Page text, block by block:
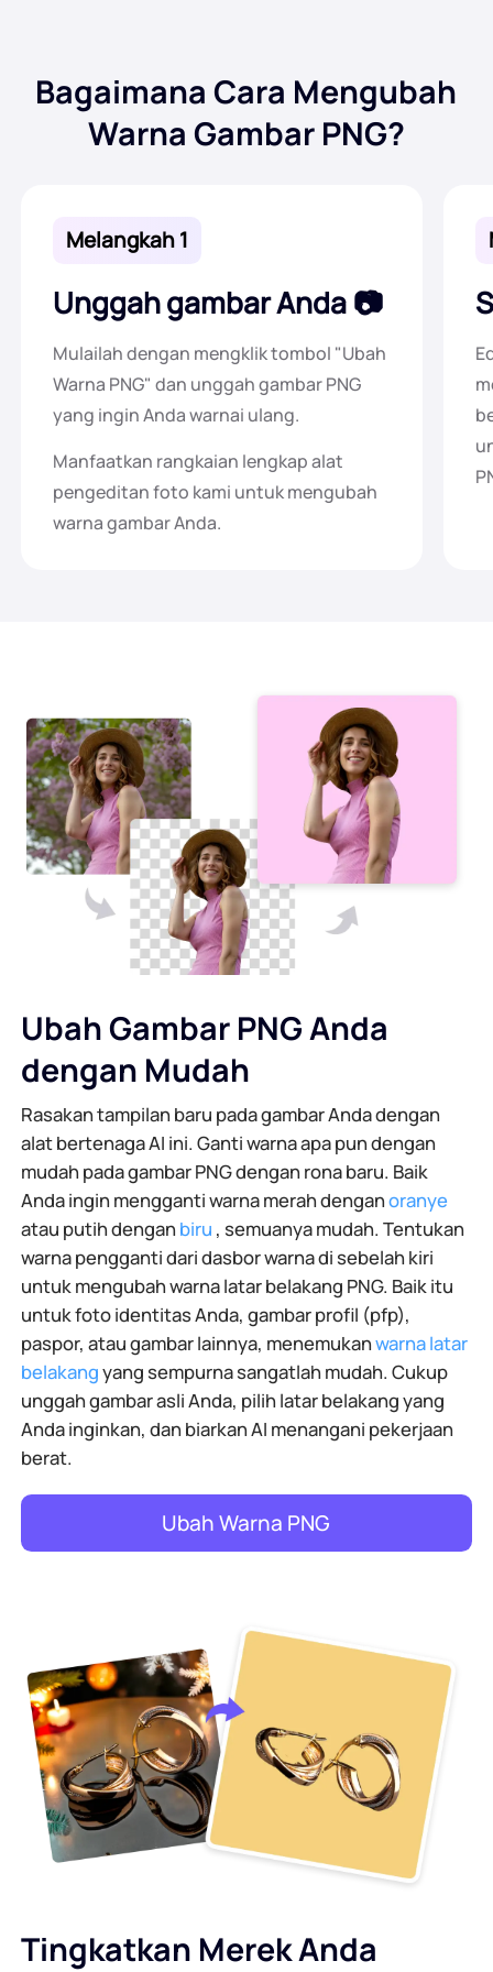
Pengubah Latar Belakang Online
Hak Cipta Gambar
Gabungkan File PDF Secara Online
Konversi PDF ke PPT Online
JPG ke PDF Online
PDF ke JPG
WORD ke JPG
Bagaimana Cara Mengubah
Warna Gambar PNG?
Melangkah 1
Unggah gambar Anda
Mulailah dengan mengklik tombol "Ubah
Warna PNG" dan unggah gambar PNG
yang ingin Anda warnai ulang.
Manfaatkan rangkaian lengkap alat
pengeditan foto kami untuk mengubah
warna gambar Anda.
Ubah Gambar PNG Anda
dengan Mudah
Rasakan tampilan baru pada gambar Anda dengan
alat bertenaga AI ini. Ganti warna apa pun dengan
mudah pada gambar PNG dengan rona baru. Baik
Anda ingin mengganti warna merah denganoranye
atau putih denganbiru , semuanya mudah. Tentukan
warna pengganti dari dasbor warna di sebelah kiri
untuk mengubah warna latar belakang PNG. Baik itu
untuk foto identitas Anda, gambar profil (pfp),
paspor, atau gambar lainnya, menemukanwarna latar
belakangyang sempurna sangatlah mudah. Cukup
unggah gambar asli Anda, pilih latar belakang yang
Anda inginkan, dan biarkan AI menangani pekerjaan
berat.
Ubah Warna PNG
Tingkatkan Merek Anda